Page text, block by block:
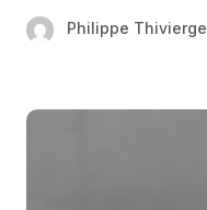
Philippe Thivierge